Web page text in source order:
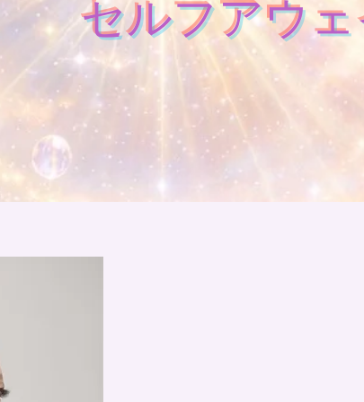
セルフアウ